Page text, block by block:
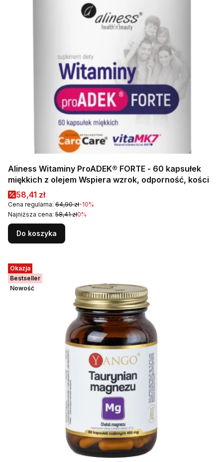
Aliness Witaminy ProADEK® FORTE - 60 kapsułek
miękkich z olejem Wspiera wzrok, odporność, kości
Cena promocyjna
58,41 zł
Cena regularna: 64,90 zł-10%
Najniższa cena: 58,41 zł0%
Do koszyka
Okazja
Bestseller
Nowość